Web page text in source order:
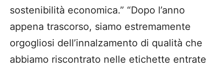
sostenibilità economica.” “Dopo l’anno
appena trascorso, siamo estremamente
orgogliosi dell’innalzamento di qualità che
abbiamo riscontrato nelle etichette entrate